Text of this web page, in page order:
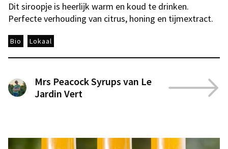
Dit siroopje is heerlijk warm en koud te drinken.
Perfecte verhouding van citrus, honing en tijmextract.
Bio Lokaal
Mrs Peacock Syrups van Le
Jardin Vert